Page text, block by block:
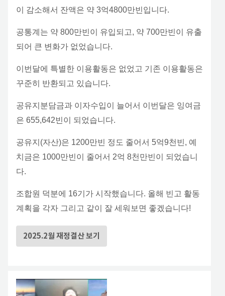
이 감소해서 잔액은 약 3억4800만빈입니다.
공통계는 약 800만빈이 유입되고, 약 700만빈이 유출
되어 큰 변화가 없었습니다.
이번달에 특별한 이용활동은 없었고 기존 이용활동은
꾸준히 반환되고 있습니다.
공유지분담금과 이자수입이 늘어서 이번달은 잉여금
은 655,642빈이 되었습니다.
공유지(자산)은 1200만빈 정도 줄어서 5억9천빈, 예
치금은 1000만빈이 줄어서 2억 8천만빈이 되었습니
다.
조합원 덕분에 16기가 시작했습니다. 올해 빈고 활동
계획을 각자 그리고 같이 잘 세워보면 좋겠습니다!
2025.2월 재정결산 보기